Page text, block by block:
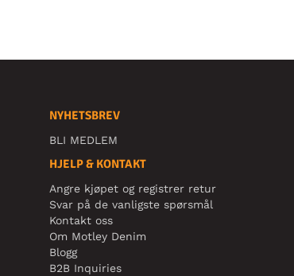
NYHETSBREV
BLI MEDLEM
HJELP & KONTAKT
Angre kjøpet og registrer retur
Svar på de vanligste spørsmål
Kontakt oss
Om Motley Denim
Blogg
B2B Inquiries